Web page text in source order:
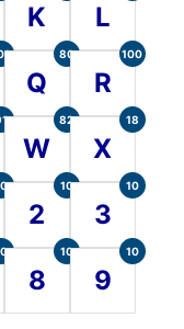
K L
Q
80
R
100
W
82
X
18
2
10
3
10
8
10
9
10